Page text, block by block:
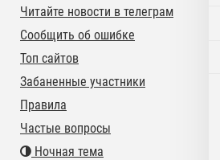
Читайте новости в телеграм
Сообщить об ошибке
Топ сайтов
Забаненные участники
Правила
Частые вопросы
Ночная тема